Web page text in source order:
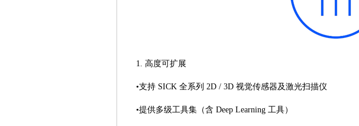
1. 高度可扩展
•支持 SICK 全系列 2D / 3D 视觉传感器及激光扫描仪
•提供多级工具集（含 Deep Learning 工具）